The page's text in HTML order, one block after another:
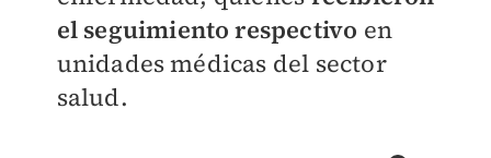
el seguimiento respectivo en
unidades médicas del sector
salud.